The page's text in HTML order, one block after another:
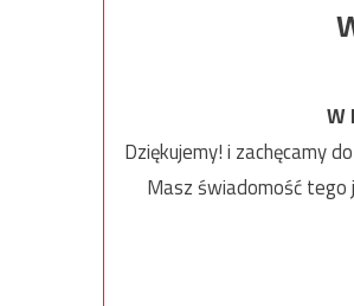
W
Dziękujemy! i zachęcamy
Masz świadomość tego